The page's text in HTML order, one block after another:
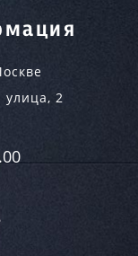
улица, 2